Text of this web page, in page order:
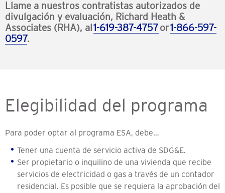
Llame a nuestros contratistas autorizados de
divulgación y evaluación, Richard Heath &
Associates (RHA), al 1-619-387-4757or1-866-597-
0597.
Elegibilidad del programa
Para poder optar al programa ESA, debe…
Tener una cuenta de servicio activa de SDG&E.
Ser propietario o inquilino de una vivienda que recibe
servicios de electricidad o gas a través de un contador
residencial. Es posible que se requiera la aprobación del